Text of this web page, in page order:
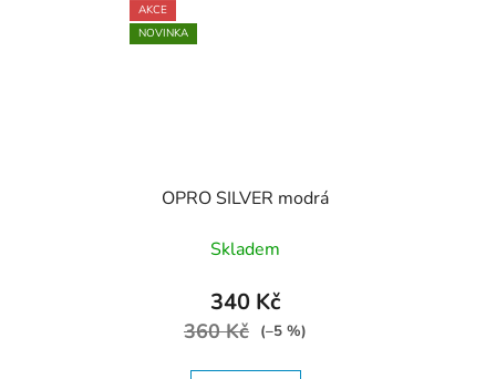
AKCE
NOVINKA
OPRO SILVER modrá
Skladem
340 Kč
360 Kč (–5 %)